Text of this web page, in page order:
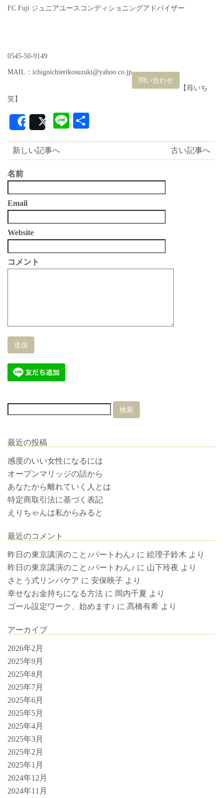
FC Fuji ジュニアユースコンディショニングアドバイザー
0545-50-9149
MAIL：ichigoichierikosuzuki@yahoo.co.jp
問い合わせ
【苺いち
笑】
SharePost Line
有
古い記事へ
新しい記事へ
名前
Email
Website
コメント
最近の投稿
感度のいい女性になるには
オープンマリッジの話から
あなたから離れていく人とは
特定商取引法に基づく表記
えりちゃんは私からみると
最近のコメント
昨日の東京講演のこと♪パートわん♪ に 絵理子鈴木 より
昨日の東京講演のこと♪パートわん♪ に 山下玲夜 より
さとう式リンパケア に 安保映子 より
幸せなお金持ちになる方法 に 岡内千夏 より
ゴール設定ワーク、始めます♪ に 髙橋有希 より
アーカイブ
2026年2月
2025年9月
2025年8月
2025年7月
2025年6月
2025年5月
2025年4月
2025年3月
2025年2月
2025年1月
2024年12月
2024年11月